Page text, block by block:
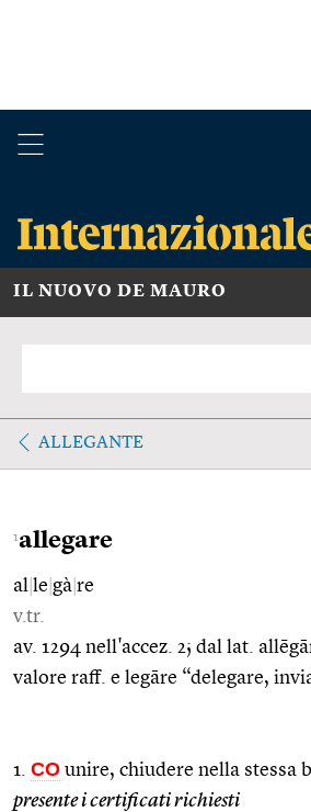
IL NUOVO DE MAURO
ALLEGANTE
1allegare
al le gà re
v.tr.
av. 1294 nell'accez. 2; dal lat.
valore raff. e legāre “delegare,
1. CO unire, chiudere nella stessa
presente i certificati richiesti